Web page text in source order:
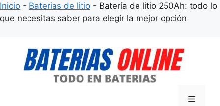
Inicio - Baterias de litio - Batería de litio 250Ah: todo lo
que necesitas saber para elegir la mejor opción
contenido
Menú